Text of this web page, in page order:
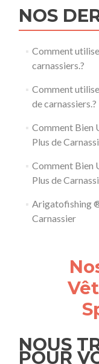
NOS
Comment
carnassiers.?
Comment
de carnassiers.?
Comment Bien
Plus de
Comment Bien
Plus de
Arigatofishing
Carnassier
NOUS
POUR